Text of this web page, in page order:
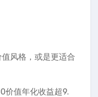
风格，或是更适合
价值年化收益超9.